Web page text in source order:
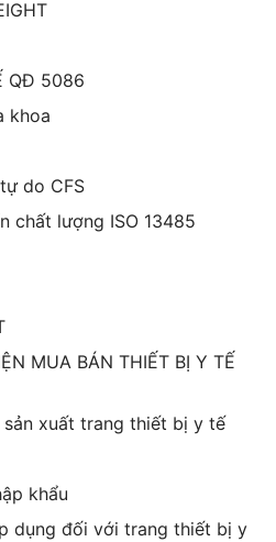
QĐ 5086
khoa
do CFS
chất lượng ISO 13485
MUA BÁN THIẾT BỊ Y TẾ
xuất trang thiết bị y tế
khẩu
dụng đối với trang thiết bị y